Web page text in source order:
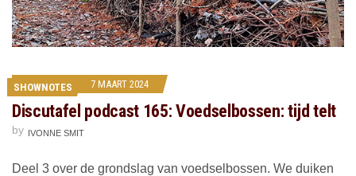
SHOWNOTES 7 MAART 2024
Discutafel podcast 165: Voedselbossen: tijd telt
by IVONNE SMIT
Deel 3 over de grondslag van voedselbossen. We duiken